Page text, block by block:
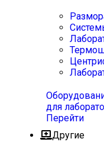
для
Перейти
Другие